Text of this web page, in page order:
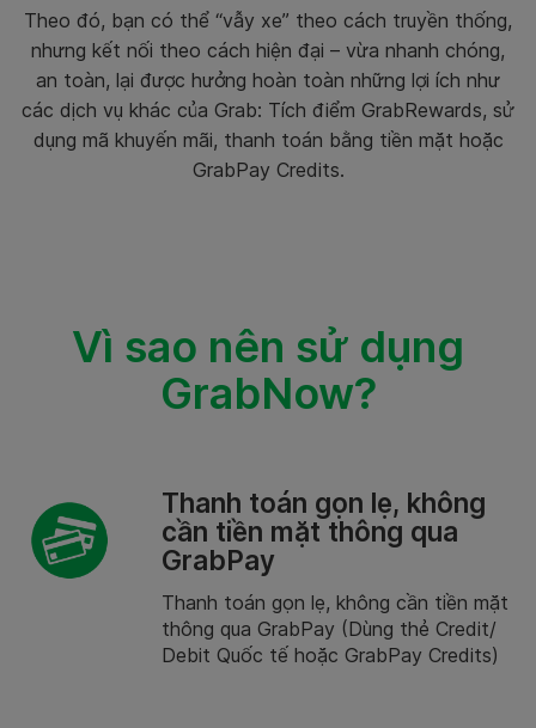
Theo đó, bạn có thể “vẫy xe” theo cách truyền thống,
nhưng kết nối theo cách hiện đại – vừa nhanh chóng,
an toàn, lại được hưởng hoàn toàn những lợi ích như
các dịch vụ khác của Grab: Tích điểm GrabRewards, sử
dụng mã khuyến mãi, thanh toán bằng tiền mặt hoặc
GrabPay Credits.
Vì sao nên sử dụng
GrabNow?
Thanh toán gọn lẹ, không
cần tiền mặt thông qua
GrabPay
Thanh toán gọn lẹ, không cần tiền mặt
thông qua GrabPay (Dùng thẻ Credit/
Debit Quốc tế hoặc GrabPay Credits)